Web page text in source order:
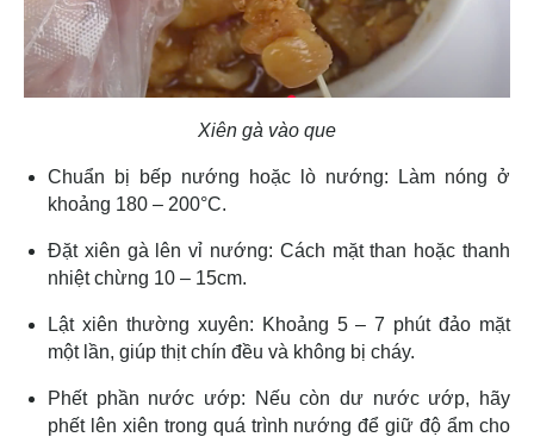
Xiên gà vào que
Chuẩn bị bếp nướng hoặc lò nướng: Làm nóng ở
khoảng 180 – 200°C.
Đặt xiên gà lên vỉ nướng: Cách mặt than hoặc thanh
nhiệt chừng 10 – 15cm.
Lật xiên thường xuyên: Khoảng 5 – 7 phút đảo mặt
một lần, giúp thịt chín đều và không bị cháy.
Phết phần nước ướp: Nếu còn dư nước ướp, hãy
phết lên xiên trong quá trình nướng để giữ độ ẩm cho